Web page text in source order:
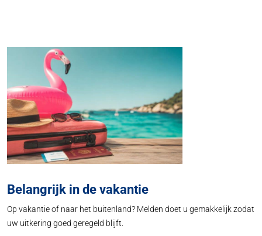
Belangrijk in de vakantie
Op vakantie of naar het buitenland? Melden doet u gemakkelijk zodat
uw uitkering goed geregeld blijft.